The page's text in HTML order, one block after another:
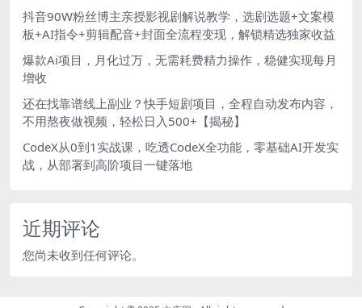
抖音90W粉丝博主亲授影视剧解说教学，选剧选题+文案模
板+AI指令+剪辑配音+封面全流程变现，解锁精选独家收益
爆款Ai项目，月化过万，无需耗费精力操作，稳健实现每月
增收
还在找靠谱线上副业？快手短剧项目，全程自动发布内容，
不用熬夜做视频，轻松日入500+【揭秘】
CodeX从0到1实战课，吃透CodeX全功能，零基础AI开发实
战，从部署到高阶项目一键落地
近期评论
您尚未收到任何评论。